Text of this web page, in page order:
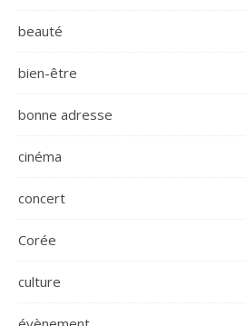
beauté
bien-être
bonne adresse
cinéma
concert
Corée
culture